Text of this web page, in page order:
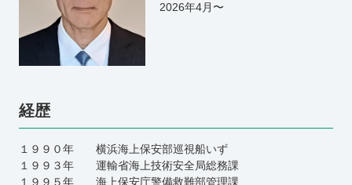
2026年4月〜
経歴
１９９０年 横浜海上保安部巡視船いず
１９９３年 運輸省海上技術安全局総務課
１９９５年 海上保安庁警備救難部管理課